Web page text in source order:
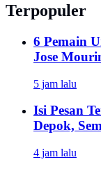
Terpopuler
6 Pemain
Jose
5 jam lalu
Isi Pesan
Depok,
4 jam lalu